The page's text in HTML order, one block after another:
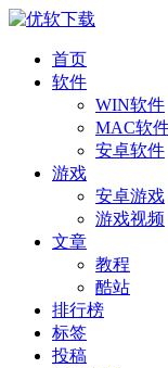
首页
软件
WIN软件
MAC软
安卓软件
游戏
安卓游戏
游戏视频
文章
教程
酷站
排行榜
标签
投稿